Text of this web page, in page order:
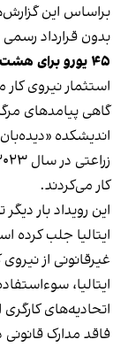
براساس این
بدون قرارداد
۴۵ یورو برای هشت ساعت کار
استثمار نیروی
گاهی پیامدهای
کار می‌کردند.
این رویداد بار
ایتالیا جلب
غیرقانونی از
ایتالیا،
فاقد مدارک